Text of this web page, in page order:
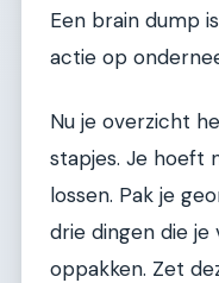
Een brain dump
actie op
Nu je overzicht
stapjes. Je hoeft
lossen. Pak je
drie dingen die
oppakken. Zet